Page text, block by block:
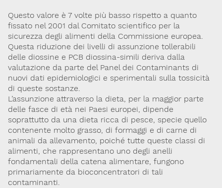
Questo valore è 7 volte più basso rispetto a quanto
fissato nel 2001 dal Comitato scientifico per la
sicurezza degli alimenti della Commissione europea.
Questa riduzione dei livelli di assunzione tollerabili
delle diossine e PCB diossina-simili deriva dalla
valutazione da parte del Panel dei Contaminants di
nuovi dati epidemiologici e sperimentali sulla tossicità
di queste sostanze.
L’assunzione attraverso la dieta, per la maggior parte
delle fasce di età nei Paesi europei, dipende
soprattutto da una dieta ricca di pesce, specie quello
contenente molto grasso, di formaggi e di carne di
animali da allevamento, poiché tutte queste classi di
alimenti, che rappresentano uno degli anelli
fondamentali della catena alimentare, fungono
primariamente da bioconcentratori di tali
contaminanti.
approfondimenti
CONTATTACI
Dona il 5 per 1000 a SITOX SCOPRI DI PIU